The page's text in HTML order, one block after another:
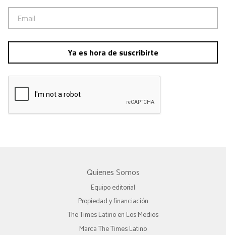
Ya es hora de suscribirte
Quienes Somos
Equipo editorial
Propiedad y financiación
The Times Latino en Los Medios
Marca The Times Latino